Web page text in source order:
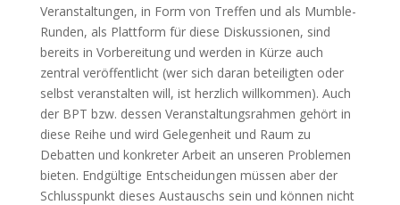
Veranstaltungen, in Form von Treffen und als Mumble-
Runden, als Plattform für diese Diskussionen, sind
bereits in Vorbereitung und werden in Kürze auch
zentral veröffentlicht (wer sich daran beteiligten oder
selbst veranstalten will, ist herzlich willkommen). Auch
der BPT bzw. dessen Veranstaltungsrahmen gehört in
diese Reihe und wird Gelegenheit und Raum zu
Debatten und konkreter Arbeit an unseren Problemen
bieten. Endgültige Entscheidungen müssen aber der
Schlusspunkt dieses Austauschs sein und können nicht